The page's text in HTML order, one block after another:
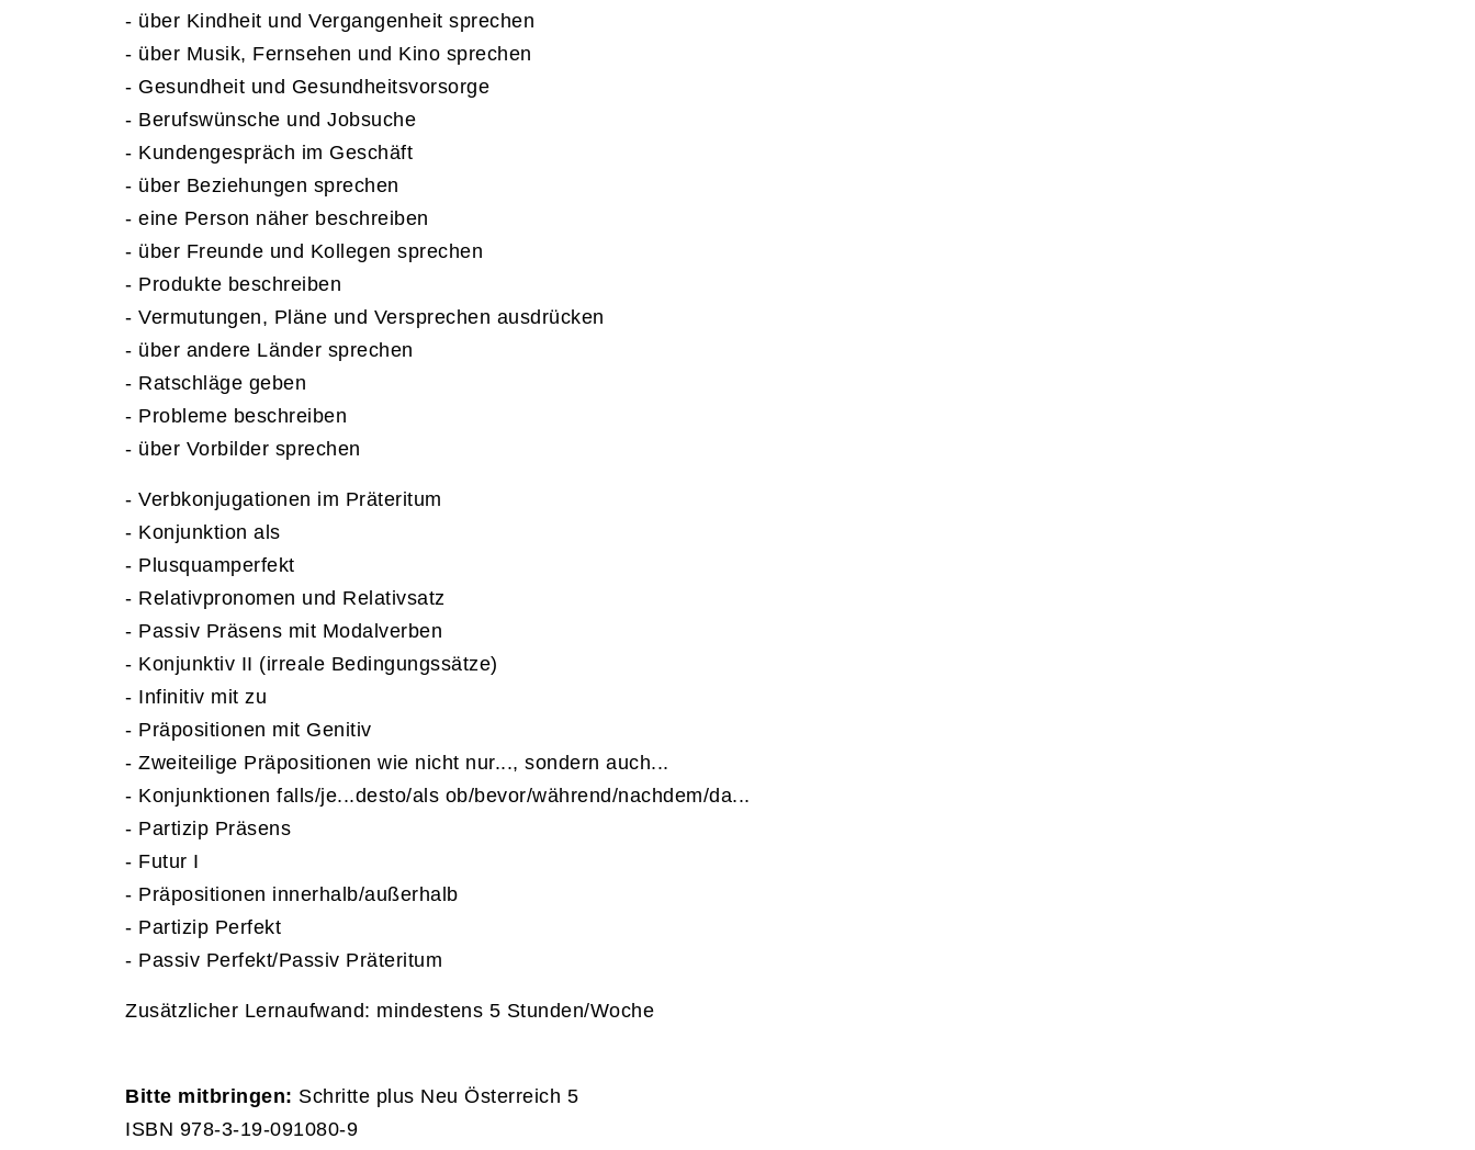
- über Kindheit und Vergangenheit sprechen
- über Musik, Fernsehen und Kino sprechen
- Gesundheit und Gesundheitsvorsorge
- Berufswünsche und Jobsuche
- Kundengespräch im Geschäft
- über Beziehungen sprechen
- eine Person näher beschreiben
- über Freunde und Kollegen sprechen
- Produkte beschreiben
- Vermutungen, Pläne und Versprechen ausdrücken
- über andere Länder sprechen
- Ratschläge geben
- Probleme beschreiben
- über Vorbilder sprechen
- Verbkonjugationen im Präteritum
- Konjunktion als
- Plusquamperfekt
- Relativpronomen und Relativsatz
- Passiv Präsens mit Modalverben
- Konjunktiv II (irreale Bedingungssätze)
- Infinitiv mit zu
- Präpositionen mit Genitiv
- Zweiteilige Präpositionen wie nicht nur..., sondern auch...
- Konjunktionen falls/je...desto/als ob/bevor/während/nachdem/da...
- Partizip Präsens
- Futur I
- Präpositionen innerhalb/außerhalb
- Partizip Perfekt
- Passiv Perfekt/Passiv Präteritum
Zusätzlicher Lernaufwand: mindestens 5 Stunden/Woche
Bitte mitbringen: Schritte plus Neu Österreich 5
ISBN 978-3-19-091080-9